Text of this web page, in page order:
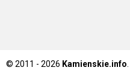
© 2011 - 2026 Kamienskie.info